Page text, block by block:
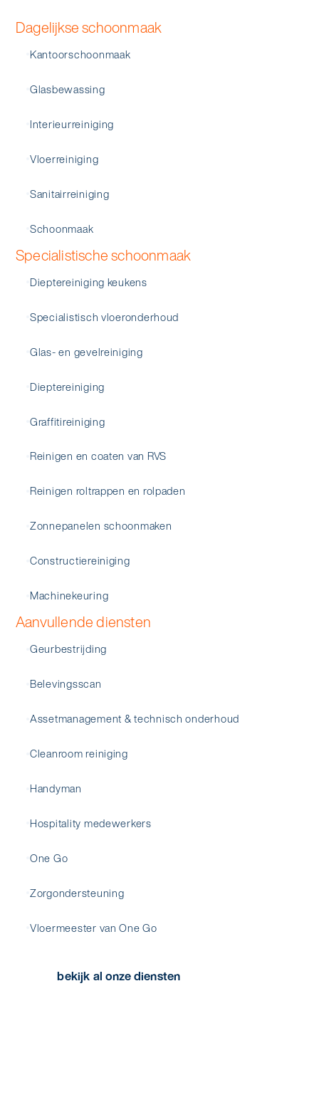
Dagelijkse schoonmaak
Kantoorschoonmaak
Glasbewassing
Interieurreiniging
Vloerreiniging
Sanitairreiniging
Schoonmaak
Specialistische schoonmaak
Dieptereiniging keukens
Specialistisch vloeronderhoud
Glas- en gevelreiniging
Dieptereiniging
Graffitireiniging
Reinigen en coaten van RVS
Reinigen roltrappen en rolpaden
Zonnepanelen schoonmaken
Constructiereiniging
Machinekeuring
Aanvullende diensten
Geurbestrijding
Belevingsscan
Assetmanagement & technisch onderhoud
Cleanroom reiniging
Handyman
Hospitality medewerkers
One Go
Zorgondersteuning
Vloermeester van One Go
bekijk al onze diensten